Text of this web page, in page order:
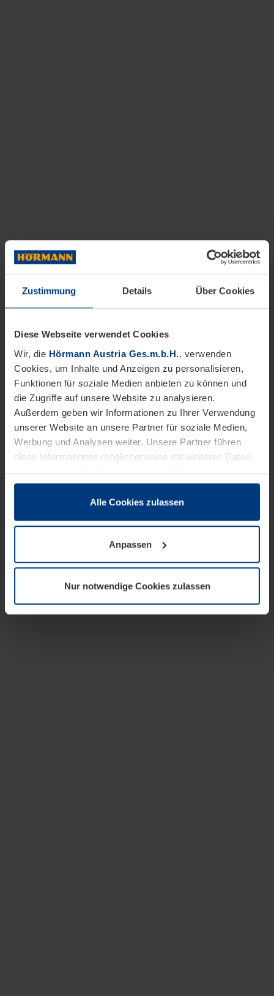
Zustimmung Details Über Cookies
Diese Webseite verwendet Cookies
Wir, die Hörmann Austria Ges.m.b.H., verwenden
Cookies, um Inhalte und Anzeigen zu personalisieren,
Funktionen für soziale Medien anbieten zu können und
die Zugriffe auf unsere Website zu analysieren.
Außerdem geben wir Informationen zu Ihrer Verwendung
unserer Website an unsere Partner für soziale Medien,
Werbung und Analysen weiter. Unsere Partner führen
diese Informationen möglicherweise mit weiteren Daten
zusammen, die Sie ihnen bereitgestellt haben oder die
sie im Rahmen Ihrer Nutzung der Dienste gesammelt
wenn diese für den Betrieb dieser Seite unbedingt
notwendig sind. Für alle anderen Cookie-Typen benötigen
wir Ihre Erlaubnis. Ihre Einwilligung können Sie jederzeit
Datenschutzerklärungunserer Website ändern oder
widerrufen.
Alle Cookies zulassen
Anpassen
Nur notwendige Cookies zulassen